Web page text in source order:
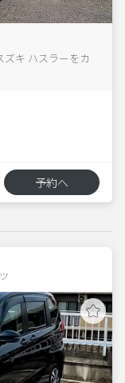
ズキ ハスラーをカ
予約へ